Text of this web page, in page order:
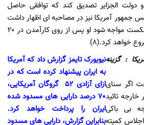
الجزایر تصدیق کند که توافقی حاصل
جمهور آمریکا نیز در مصاحبه ای اظهار داشت
: اگر مذاکرات فعلی با شکست مواجه شود او پس از روی کارآمدن در 20
خواهد کرد.(8)
نیویورک تایمز گزارش داد که آمریکا
به ایران پیشنهاد کرده است که در
ازای آزادی 52 گروگان آمریکایی،
70 درصد دارایی های مسدود شده
ایران را پرداخت خواهد کرد.
بنابراین گزارش، دارایی های مسدود
: گزینه
اگر سنای
خارجه تائید
بی باکی
کمیته